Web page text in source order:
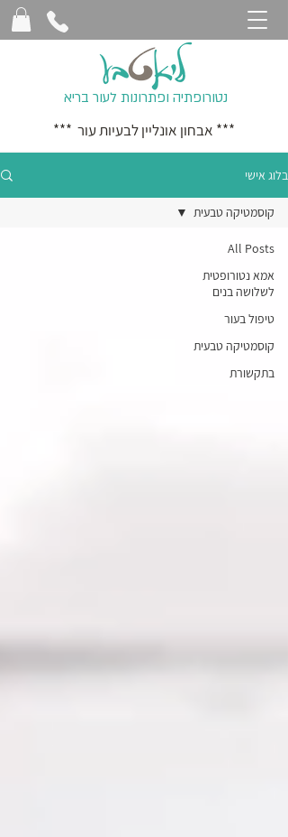
נטורופתיה ופתרונות לעור בריא
*** אבחון אונליין לבעיות עור ***
בלוג אישי
All Posts
אמא נטורופטית
לשלושה בנים
טיפול בעור
קוסמטיקה טבעית
בתקשורת
קוסמטיקה טבעית